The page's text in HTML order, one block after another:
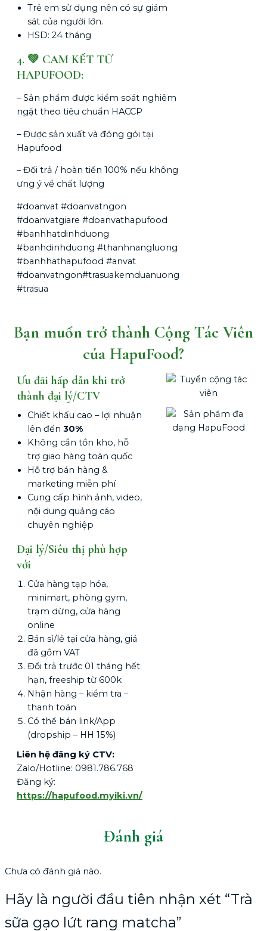
Trẻ em sử dụng nên có sự giám
sát của người lớn.
HSD: 24 tháng
4. 💚 CAM KẾT TỪ
HAPUFOOD:
– Sản phẩm được kiểm soát nghiêm
ngặt theo tiêu chuẩn HACCP
– Được sản xuất và đóng gói tại
Hapufood
– Đổi trả / hoàn tiền 100% nếu không
ưng ý về chất lượng
#doanvat #doanvatngon
#doanvatgiare #doanvathapufood
#banhhatdinhduong
#banhdinhduong #thanhnangluong
#banhhathapufood #anvat
#doanvatngon#trasuakemduanuong
#trasua
Bạn muốn trở thành Cộng Tác Viên
của HapuFood?
Ưu đãi hấp dẫn khi trở
thành đại lý/CTV
Chiết khấu cao – lợi nhuận
lên đến 30%
Không cần tồn kho, hỗ
trợ giao hàng toàn quốc
Hỗ trợ bán hàng &
marketing miễn phí
Cung cấp hình ảnh, video,
nội dung quảng cáo
chuyên nghiệp
Đại lý/Siêu thị phù hợp
với
Cửa hàng tạp hóa,
minimart, phòng gym,
trạm dừng, cửa hàng
online
Bán sỉ/lẻ tại cửa hàng, giá
đã gồm VAT
Đổi trả trước 01 tháng hết
hạn, freeship từ 600k
Nhận hàng – kiểm tra –
thanh toán
Có thể bán link/App
(dropship – HH 15%)
Liên hệ đăng ký CTV:
Zalo/Hotline: 0981.786.768
Đăng ký:
https://hapufood.myiki.vn/
Đánh giá
Chưa có đánh giá nào.
Hãy là người đầu tiên nhận xét “Trà
sữa gạo lứt rang matcha”